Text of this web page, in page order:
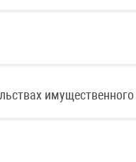
имущественного